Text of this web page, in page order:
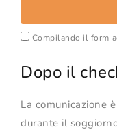
Compilando il form
Dopo il
La comunicazione
durante il